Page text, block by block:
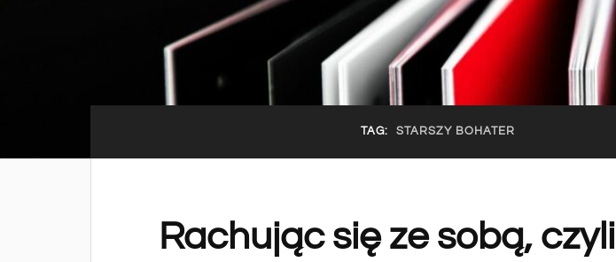
TAG: STARSZY BOHATER
Rachując się ze sobą, czyli